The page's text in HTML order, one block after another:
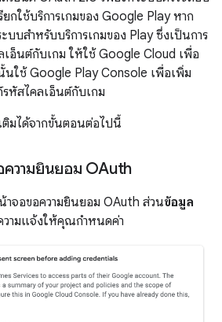
กใช้บริการเกมของ Google Play หาก
บบสำหรับบริการเกมของ Play ซึ่งเป็นการ
เอ็นต์กับเกม ให้ใช้ Google Cloud เพื่อ
นใช้ Google Play Console เพื่อเพิ่ม
รหัสไคลเอ็นต์กับเกม
ติมได้จากขั้นตอนต่อไปนี้
วามยินยอม OAuth
าจอขอความยินยอม OAuth ส่วนข้อมูล
วามแจ้งให้คุณกำหนดค่า